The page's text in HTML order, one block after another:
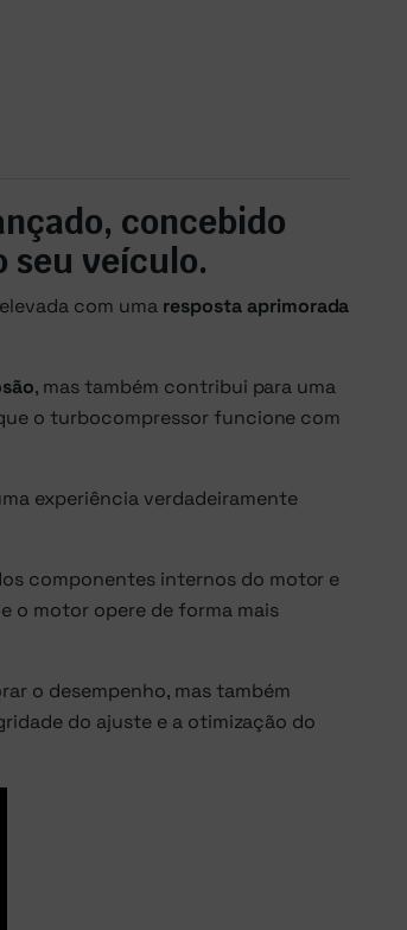
concebido
veículo.
com uma resposta aprimorada
, mas também contribui para uma
o turbocompressor funcione com
experiência verdadeiramente
componentes internos do motor e
o motor opere de forma mais
o desempenho, mas também
do ajuste e a otimização do